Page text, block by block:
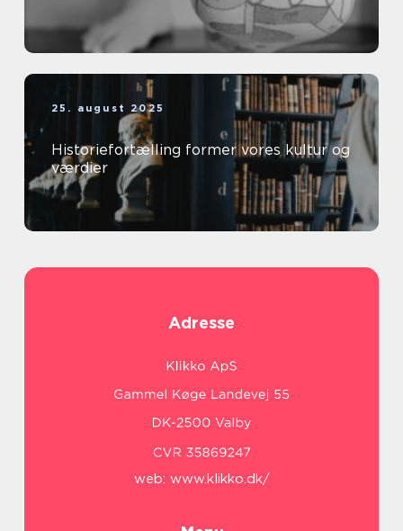
25. august 2025
Historiefortælling former vores kultur og
værdier
Adresse
web: www.klikko.dk/